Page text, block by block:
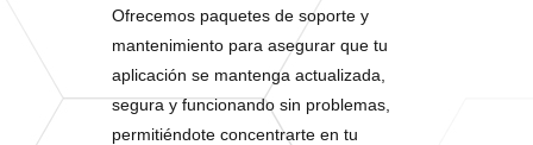
Ofrecemos paquetes de soporte y
mantenimiento para asegurar que tu
aplicación se mantenga actualizada,
segura y funcionando sin problemas,
permitiéndote concentrarte en tu